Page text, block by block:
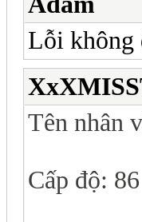
Lỗi không
Tên nhân
Cấp độ: 86